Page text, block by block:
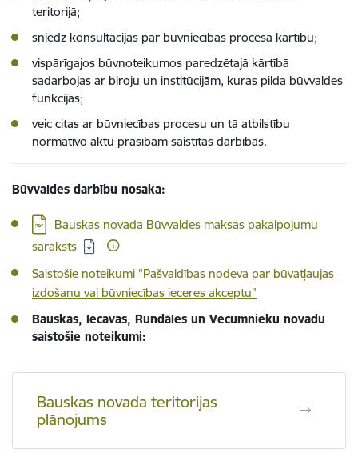
teritorijā;
sniedz konsultācijas par būvniecības procesa kārtību;
vispārīgajos būvnoteikumos paredzētajā kārtībā
sadarbojas ar biroju un institūcijām, kuras pilda būvvaldes
funkcijas;
veic citas ar būvniecības procesu un tā atbilstību
normatīvo aktu prasībām saistītas darbības.
Būvvaldes darbību nosaka:
Lejupielādēt:
Bauskas novada Būvvaldes maksas pakalpojumu
saraksts
Saistošie noteikumi "Pašvaldības nodeva par būvatļaujas
izdošanu vai būvniecības ieceres akceptu"
Bauskas, Iecavas, Rundāles un Vecumnieku novadu
saistošie noteikumi:
Bauskas novada teritorijas
plānojums